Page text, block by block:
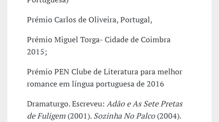
Prémio Carlos de Oliveira, Portugal,
Prémio Miguel Torga- Cidade de Coimbra
2015;
Prémio PEN Clube de Literatura para melhor
romance em língua portuguesa de 2016
Dramaturgo. Escreveu: Adão e As Sete Pretas
de Fuligem (2001).Sozinha No Palco(2004).